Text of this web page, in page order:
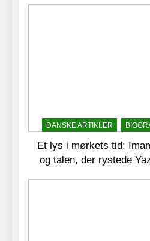
DANSKE ARTIKLER
Et lys i mørkets tid:
og talen, der rystede